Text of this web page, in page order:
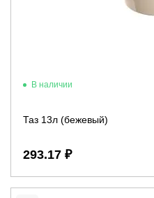
В наличии
Таз 13л (бежевый)
293.17 ₽